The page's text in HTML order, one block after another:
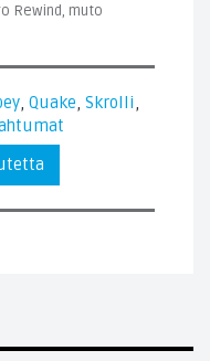
Rewind, muto
, Quake, Skrolli,